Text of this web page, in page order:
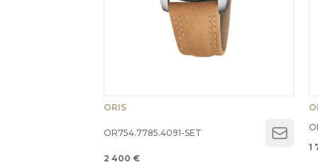
ORIS
OR754.7785.4091-SET
Open
2 400 €
1